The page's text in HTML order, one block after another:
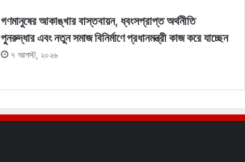
গণমানুষের আকাঙ্খার বাস্তবায়ন, ধ্বংসপ্রাপ্ত অর্থনীতি
পুনরুদ্ধার এবং নতুন সমাজ বিনির্মাণে প্রধানমন্ত্রী কাজ করে যাচ্ছেন
৭ আগস্ট, ২০২৬